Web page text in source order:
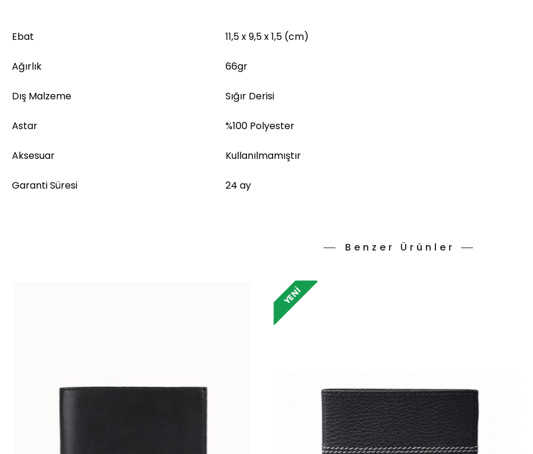
Ebat 11,5 x 9,5 x 1,5 (cm)
Ağırlık 66gr
Dış Malzeme Sığır Derisi
Astar %100 Polyester
Aksesuar Kullanılmamıştır
Garanti Süresi 24 ay
Benzer Ürünler
YENI